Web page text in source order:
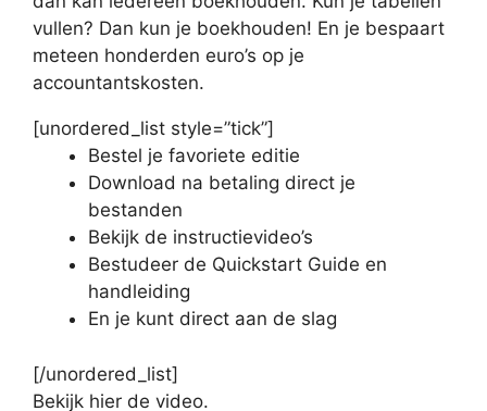
vullen? Dan kun je boekhouden! En je bespaart
meteen honderden euro’s op je
accountantskosten.
[unordered_list style=”tick”]
Bestel je favoriete editie
Download na betaling direct je
bestanden
Bekijk de instructievideo’s
Bestudeer de Quickstart Guide en
handleiding
En je kunt direct aan de slag
[/unordered_list]
Bekijk hier de video.